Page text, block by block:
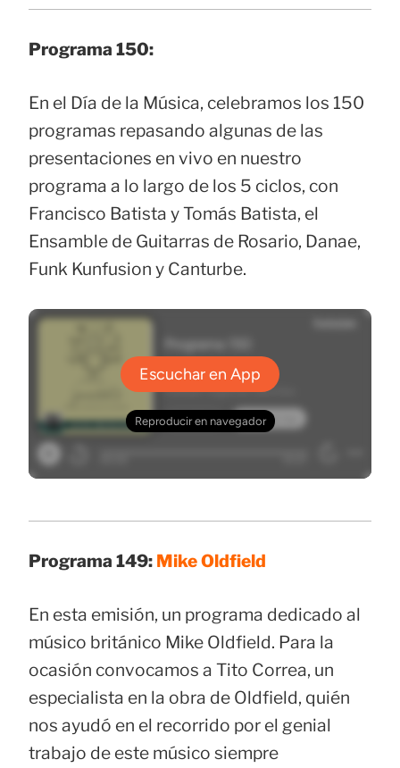
Programa 150:
En el Día de la Música, celebramos los 150
programas repasando algunas de las
presentaciones en vivo en nuestro
programa a lo largo de los 5 ciclos, con
Francisco Batista y Tomás Batista, el
Ensamble de Guitarras de Rosario, Danae,
Funk Kunfusion y Canturbe.
Programa 149: Mike Oldfield
En esta emisión, un programa dedicado al
músico británico Mike Oldfield. Para la
ocasión convocamos a Tito Correa, un
especialista en la obra de Oldfield, quién
nos ayudó en el recorrido por el genial
trabajo de este músico siempre